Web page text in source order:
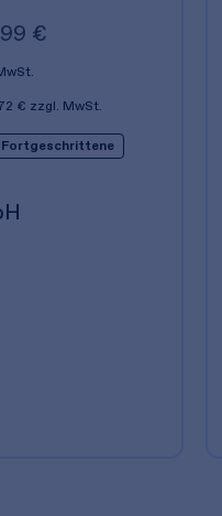
€
€ zzgl. MwSt.
Fortgeschrittene